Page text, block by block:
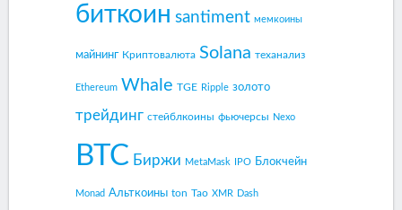
биткоин santiment мемкоины
майнинг Криптовалюта Solana теханализ
Ethereum Whale TGE Ripple золото
трейдинг стейблкоины фьючерсы Nexo
BTC Биржи MetaMask IPO Блокчейн
Monad Альткоины ton Tao XMR Dash